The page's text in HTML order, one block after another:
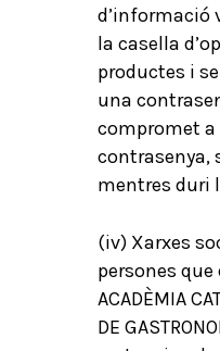
d’informació
la casella
productes i
una
compromet a
contrasenya,
mentres duri
(iv) Xarxes
persones
ACADÈMIA
DE